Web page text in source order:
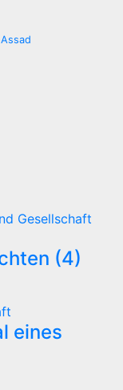
Gesellschaft
(4)
eines